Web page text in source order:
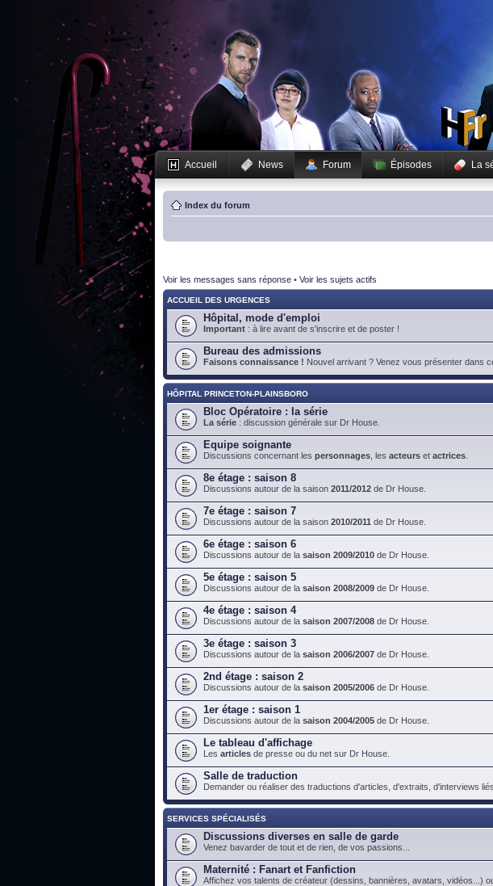
Accueil News Forum Épisodes La
Index du forum
Voir les messages sans réponse • Voir les sujets actifs
ACCUEIL DES URGENCES
Hôpital, mode d'emploi
Important : à lire avant de s'inscrire et de poster !
Bureau des admissions
Faisons connaissance ! Nouvel arrivant ? Venez vous présenter dans
HÔPITAL PRINCETON-PLAINSBORO
Bloc Opératoire : la série
La série : discussion générale sur Dr House.
Equipe soignante
Discussions concernant les personnages , les acteurs et actrices
8e étage : saison 8
Discussions autour de la saison 2011/2012 de Dr House.
7e étage : saison 7
Discussions autour de la saison 2010/2011 de Dr House.
6e étage : saison 6
Discussions autour de la saison 2009/2010 de Dr House.
5e étage : saison 5
Discussions autour de la saison 2008/2009 de Dr House.
4e étage : saison 4
Discussions autour de la saison 2007/2008 de Dr House.
3e étage : saison 3
Discussions autour de la saison 2006/2007 de Dr House.
2nd étage : saison 2
Discussions autour de la saison 2005/2006 de Dr House.
1er étage : saison 1
Discussions autour de la saison 2004/2005 de Dr House.
Le tableau d'affichage
Les articles de presse ou du net sur Dr House.
Salle de traduction
Demander ou réaliser des traductions d'articles, d'extraits, d'interviews
SERVICES SPÉCIALISÉS
Discussions diverses en salle de garde
Venez bavarder de tout et de rien, de vos passions...
Maternité : Fanart et Fanfiction
Affichez vos talents de créateur (dessins, bannières, avatars, vidéos...)